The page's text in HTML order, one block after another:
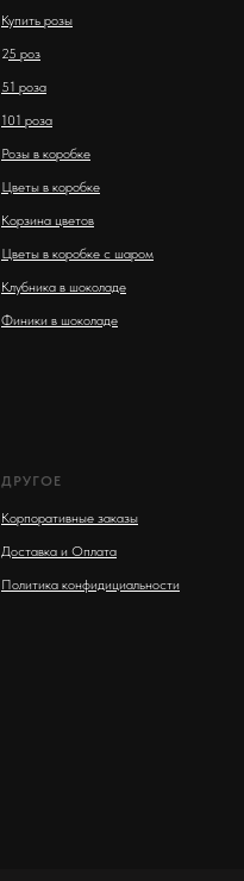
Купить розы
25 роз
51 роза
101 роза
Розы в коробке
Цветы в коробке
Корзина цветов
Цветы в коробке с шаром
Клубника в шоколаде
Финики в шоколаде
ДРУГОЕ
Корпоративные заказы
Доставка и Оплата
Политика конфидициальности